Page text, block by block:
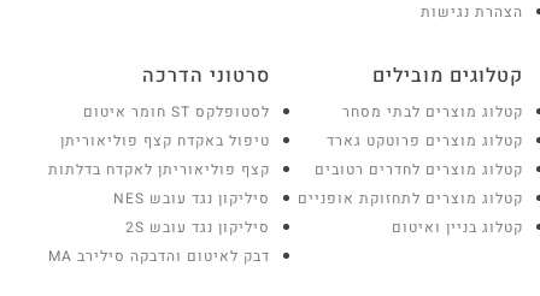
הצהרת נגישות
קטלוגים מובילים
קטלוג מוצרים לבתי מסחר
קטלוג מוצרים פרוטקט גארד
קטלוג מוצרים לחדרים רטובים
קטלוג מוצרים לתחזוקת אופניים
קטלוג בניין ואיטום
סרטוני הדרכה
לסטופלקס ST חומר איטום
טיפול באקדח קצף פוליאוריתן
קצף פוליאוריתן לאקדח בדלתות
סיליקון נגד עובש NES
סיליקון נגד עובש 2S
דבק לאיטום והדבקה סילירב MA